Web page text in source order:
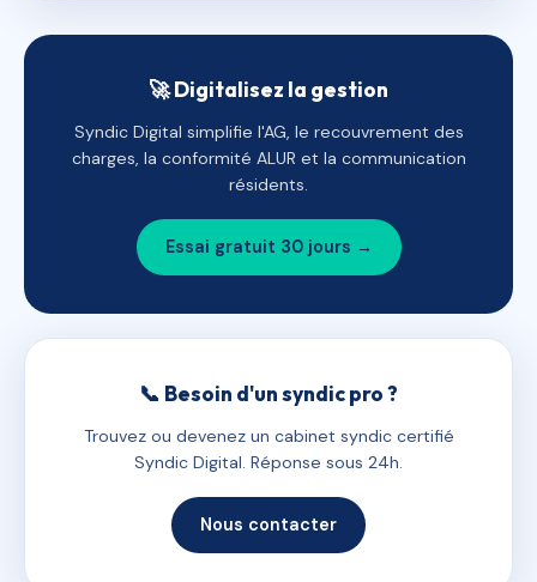
🚀 Digitalisez la gestion
Syndic Digital simplifie l'AG, le recouvrement des
charges, la conformité ALUR et la communication
résidents.
Essai gratuit 30 jours →
📞 Besoin d'un syndic pro ?
Trouvez ou devenez un cabinet syndic certifié
Syndic Digital. Réponse sous 24h.
Nous contacter